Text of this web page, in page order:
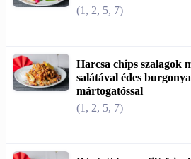
(1, 2, 5, 7)
Harcsa chips szalagok
salátával édes
mártogatóssal
(1, 2, 5, 7)